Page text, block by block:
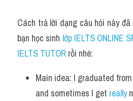
Cách trả lời dạng câu hỏi này
bạn học sinh lớp IELTS ONLINE
IELTS TUTOR rồi nhé:
Main idea: I graduated
and sometimes I get really